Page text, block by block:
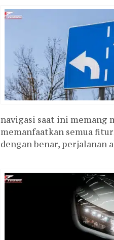
navigasi saat ini memang
memanfaatkan semua
dengan benar, perjalanan